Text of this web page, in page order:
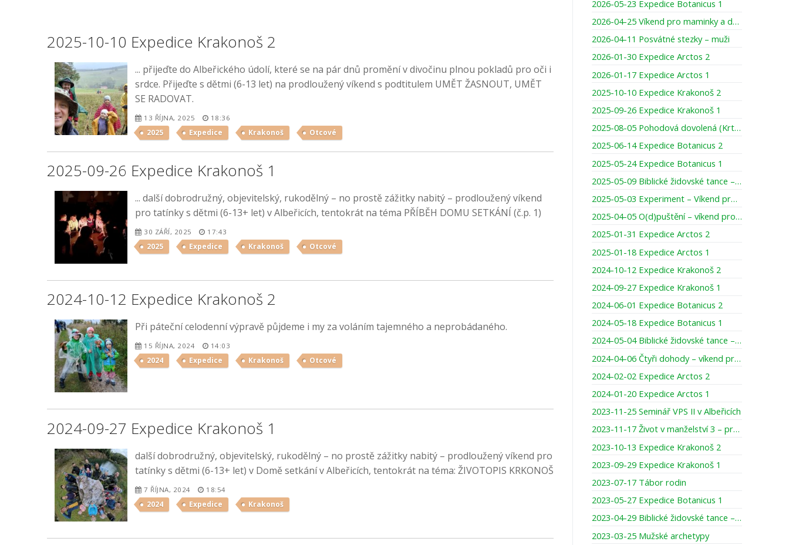
2025-10-10 Expedice Krakonoš 2
... přijeďte do Albeřického údolí, které se na pár dnů promění v divočinu plnou pokladů pro oči i
srdce. Přijeďte s dětmi (6-13 let) na prodloužený víkend s podtitulem UMĚT ŽASNOUT, UMĚT
SE RADOVAT.
13 ŘÍJNA, 2025 18:36
2025 Expedice Krakonoš Otcové
2025-09-26 Expedice Krakonoš 1
... další dobrodružný, objevitelský, rukodělný – no prostě zážitky nabitý – prodloužený víkend
pro tatínky s dětmi (6-13+ let) v Albeřicích, tentokrát na téma PŘÍBĚH DOMU SETKÁNÍ (č.p. 1)
30 ZÁŘÍ, 2025 17:43
2025 Expedice Krakonoš Otcové
2024-10-12 Expedice Krakonoš 2
Při páteční celodenní výpravě půjdeme i my za voláním tajemného a neprobádaného.
15 ŘÍJNA, 2024 14:03
2024 Expedice Krakonoš Otcové
2024-09-27 Expedice Krakonoš 1
další dobrodružný, objevitelský, rukodělný – no prostě zážitky nabitý – prodloužený víkend pro
tatínky s dětmi (6-13+ let) v Domě setkání v Albeřicích, tentokrát na téma: ŽIVOTOPIS KRKONOŠ
7 ŘÍJNA, 2024 18:54
2024 Expedice Krakonoš
2026-05-23 Expedice Botanicus 1
2026-04-25 Víkend pro maminky a dcery – pojďme společně tvořit, smát se, darovat si čas
2026-04-11 Posvátné stezky – muži
2026-01-30 Expedice Arctos 2
2026-01-17 Expedice Arctos 1
2025-10-10 Expedice Krakonoš 2
2025-09-26 Expedice Krakonoš 1
2025-08-05 Pohodová dovolená (Krtci)
2025-06-14 Expedice Botanicus 2
2025-05-24 Expedice Botanicus 1
2025-05-09 Biblické židovské tance – prodloužený víkend pro ženy
2025-05-03 Experiment – Víkend pro táty s teenagery
2025-04-05 O(d)puštění – víkend pro muže
2025-01-31 Expedice Arctos 2
2025-01-18 Expedice Arctos 1
2024-10-12 Expedice Krakonoš 2
2024-09-27 Expedice Krakonoš 1
2024-06-01 Expedice Botanicus 2
2024-05-18 Expedice Botanicus 1
2024-05-04 Biblické židovské tance – víkend pro ženy
2024-04-06 Čtyři dohody – víkend pro muže
2024-02-02 Expedice Arctos 2
2024-01-20 Expedice Arctos 1
2023-11-25 Seminář VPS II v Albeřicích
2023-11-17 Život v manželství 3 – prodloužený víkend pro muže
2023-10-13 Expedice Krakonoš 2
2023-09-29 Expedice Krakonoš 1
2023-07-17 Tábor rodin
2023-05-27 Expedice Botanicus 1
2023-04-29 Biblické židovské tance – víkend pro ženy
2023-03-25 Mužské archetypy